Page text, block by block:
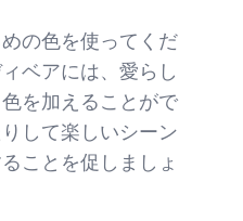
の色を使ってくだ
ベアには、愛らし
を加えることがで
して楽しいシーン
ことを促しましょ